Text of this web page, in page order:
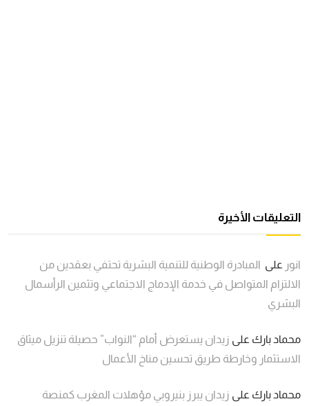
التعليقات الأخيرة
انور على المبادرة الوطنية للتنمية البشرية تحتفي بعقدين من
الالتزام المتواصل في خدمة الإدماج الاجتماعي وتثمين الرأسمال
البشري
محماد بارك على زيدان يستعرض أمام “النواب” حصيلة تنزيل ميثاق
الاستثمار وخارطة طريق تحسين مناخ الأعمال
محماد بارك على زيدان يبرز بنيروبي مؤهلات المغرب كمنصة